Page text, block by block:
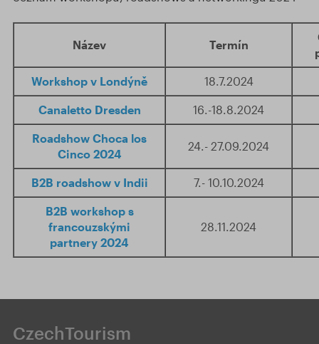
Název Termín
Workshop v Londýně 18.7.2024
Canaletto Dresden 16.-18.8.2024
Roadshow Choca los
Cinco 2024
24.- 27.09.2024
B2B roadshow v Indii 7.- 10.10.2024
B2B workshop s
francouzskými
partnery 2024
28.11.2024
CzechTourism